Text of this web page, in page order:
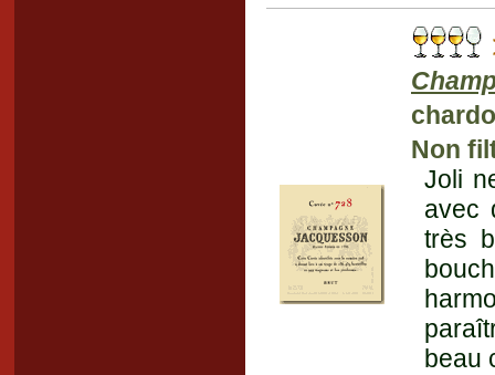
Non
Joli
avec
très
beau